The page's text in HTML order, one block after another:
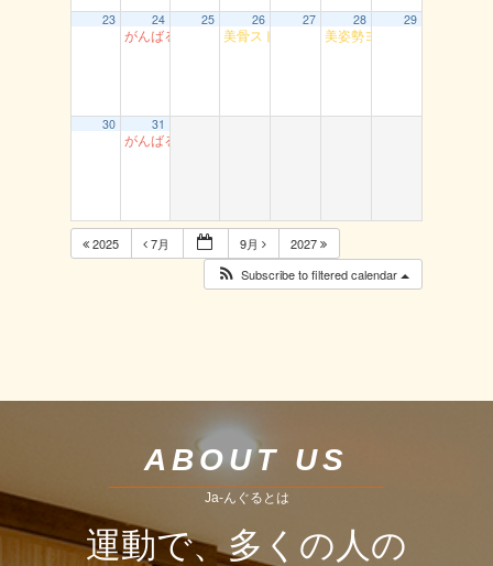
23 24
がんばるエアロ 丸由
25 26
美骨ストレッチ 湖山
27 28
美姿勢ヨガ（高草）
29
30 31
がんばるエアロ 丸由
2025 7月 9月
2027
Subscribe to filtered calendar
ABOUT US
Ja-んぐるとは
運動で、多くの人の